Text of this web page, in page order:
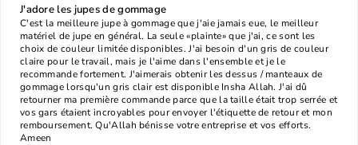
J'adore les jupes de gommage
C'est la meilleure jupe à gommage que j'aie jamais eue, le meilleur
matériel de jupe en général. La seule «plainte» que j'ai, ce sont les
choix de couleur limitée disponibles. J'ai besoin d'un gris de couleur
claire pour le travail, mais je l'aime dans l'ensemble et je le
recommande fortement. J'aimerais obtenir les dessus / manteaux de
gommage lorsqu'un gris clair est disponible Insha Allah. J'ai dû
retourner ma première commande parce que la taille était trop serrée et
vos gars étaient incroyables pour envoyer l'étiquette de retour et mon
remboursement. Qu'Allah bénisse votre entreprise et vos efforts.
Ameen